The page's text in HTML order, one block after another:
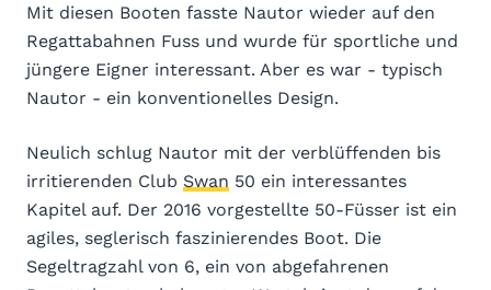
Mit diesen Booten fasste Nautor wieder auf den
Regattabahnen Fuss und wurde für sportliche und
jüngere Eigner interessant. Aber es war - typisch
Nautor - ein konventionelles Design.
Neulich schlug Nautor mit der verblüffenden bis
irritierenden Club Swan 50 ein interessantes
Kapitel auf. Der 2016 vorgestellte 50-Füsser ist ein
agiles, seglerisch faszinierendes Boot. Die
Segeltragzahl von 6, ein von abgefahrenen